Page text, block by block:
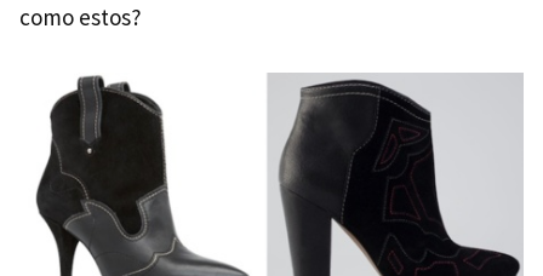
como estos?